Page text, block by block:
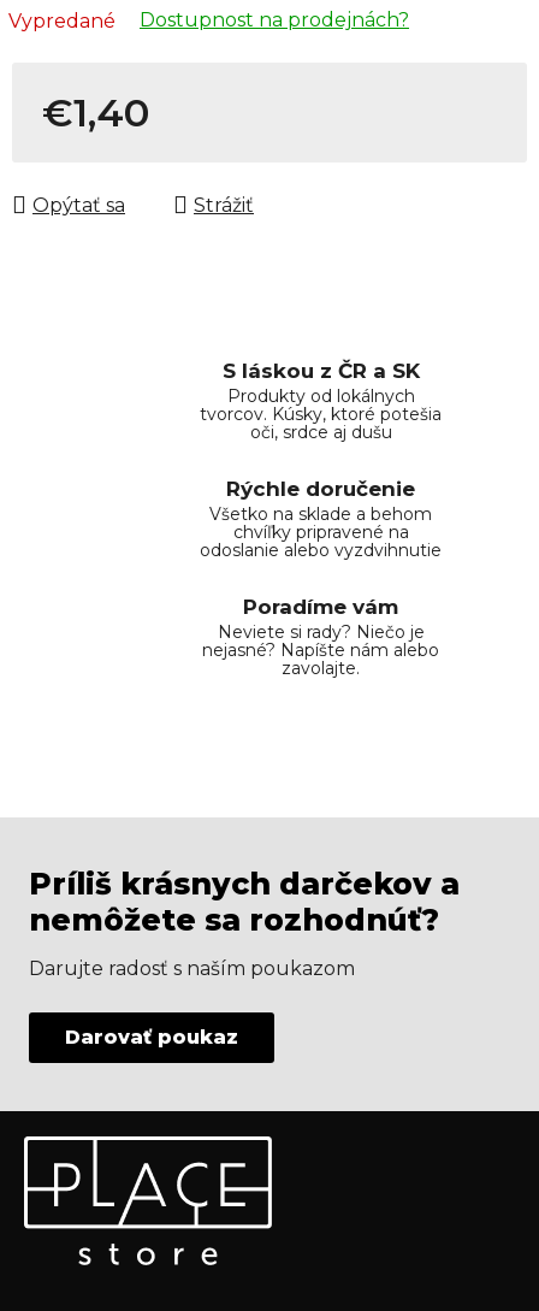
Vypredané
Dostupnost na prodejnách?
€1,40
Opýtať sa Strážiť
S láskou z ČR a SK
Produkty od lokálnych
tvorcov. Kúsky, ktoré potešia
oči, srdce aj dušu
Rýchle doručenie
Všetko na sklade a behom
chvíľky pripravené na
odoslanie alebo vyzdvihnutie
Poradíme vám
Neviete si rady? Niečo je
nejasné? Napíšte nám alebo
zavolajte.
Príliš krásnych darčekov a
nemôžete sa rozhodnúť?
Darujte radosť s naším poukazom
Darovať poukaz
Odoberať newsletter
Vložte svoj e-mail a my Vám budeme zasielať informácie
o nových produktoch na našom e-shope.